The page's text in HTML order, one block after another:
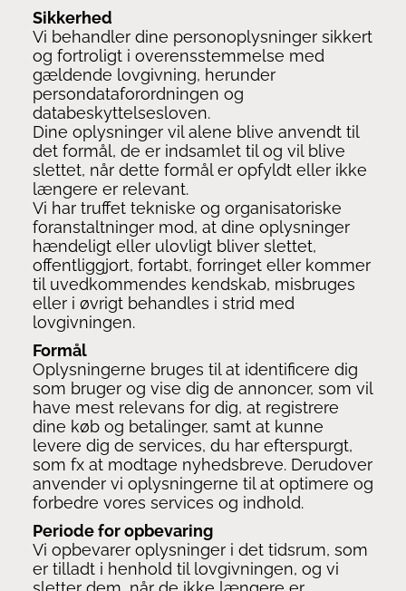
Sikkerhed
Vi behandler dine personoplysninger sikkert
og fortroligt i overensstemmelse med
gældende lovgivning, herunder
persondataforordningen og
databeskyttelsesloven.
Dine oplysninger vil alene blive anvendt til
det formål, de er indsamlet til og vil blive
slettet, når dette formål er opfyldt eller ikke
længere er relevant.
Vi har truffet tekniske og organisatoriske
foranstaltninger mod, at dine oplysninger
hændeligt eller ulovligt bliver slettet,
offentliggjort, fortabt, forringet eller kommer
til uvedkommendes kendskab, misbruges
eller i øvrigt behandles i strid med
lovgivningen.
Formål
Oplysningerne bruges til at identificere dig
som bruger og vise dig de annoncer, som vil
have mest relevans for dig, at registrere
dine køb og betalinger, samt at kunne
levere dig de services, du har efterspurgt,
som fx at modtage nyhedsbreve. Derudover
anvender vi oplysningerne til at optimere og
forbedre vores services og indhold.
Periode for opbevaring
Vi opbevarer oplysninger i det tidsrum, som
er tilladt i henhold til lovgivningen, og vi